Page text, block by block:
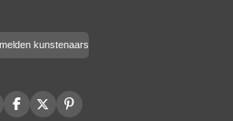
kunstenaars
F
X
P